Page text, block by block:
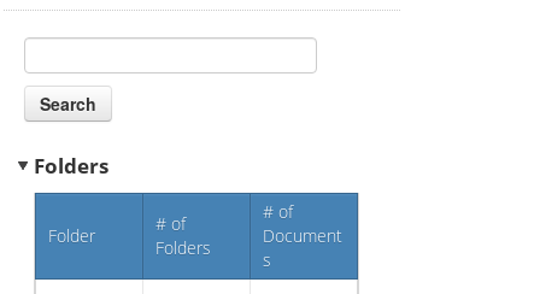
Folders
Folder
# of
Folders
# of
Document
s